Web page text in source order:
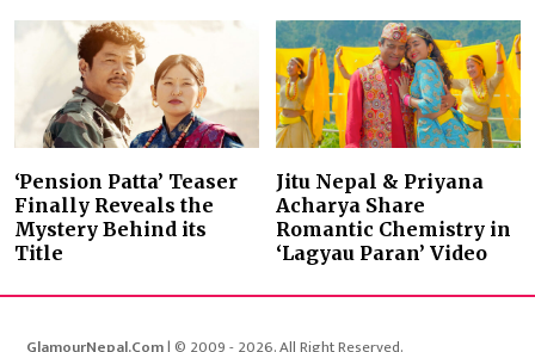
‘Pension Patta’ Teaser
Finally Reveals the
Mystery Behind its
Title
Jitu Nepal & Priyana
Acharya Share
Romantic Chemistry in
‘Lagyau Paran’ Video